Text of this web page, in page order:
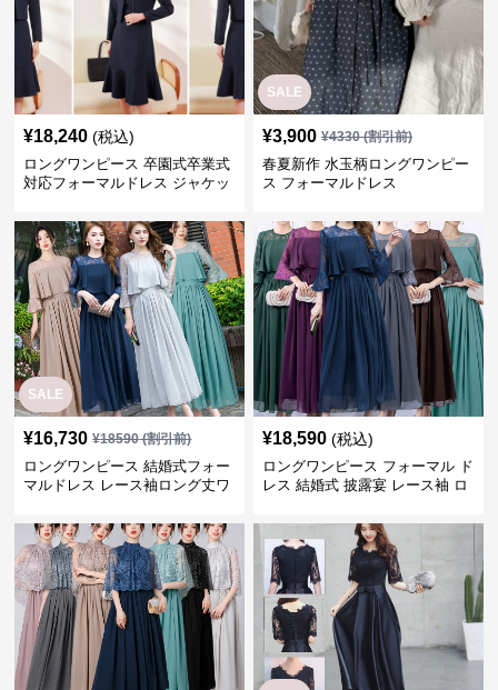
¥18,240 (税込)
ロングワンピース 卒園式卒業式
対応フォーマルドレス ジャケッ
SALE
¥3,900 ¥4330(割引前)
春夏新作 水玉柄ロングワンピー
ス フォーマルドレス
SALE
¥16,730 ¥18590(割引前)
ロングワンピース 結婚式フォー
マルドレス レース袖ロング丈ワ
¥18,590 (税込)
ロングワンピース フォーマル ド
レス 結婚式 披露宴 レース袖 ロ